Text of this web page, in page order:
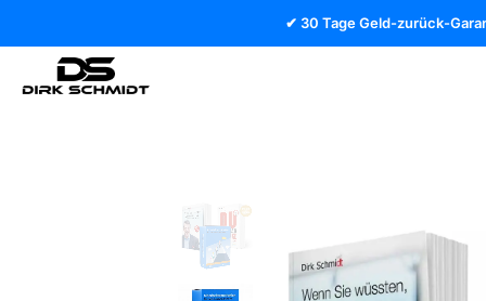
✔ 30 Tage Geld-zurück-